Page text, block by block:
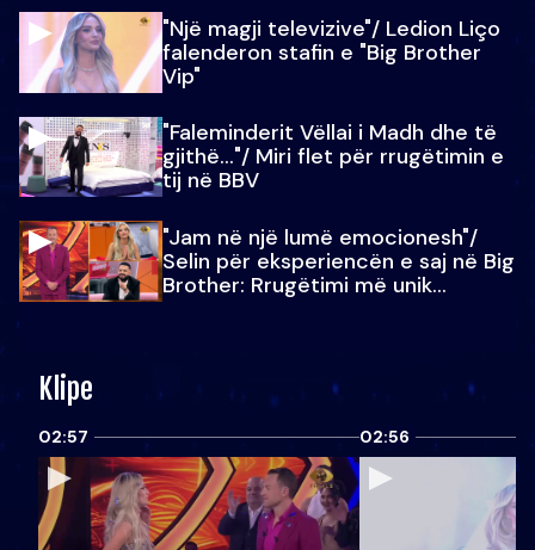
"Një magji televizive"/ Ledion Liço
falenderon stafin e "Big Brother
Vip"
"Faleminderit Vëllai i Madh dhe të
gjithë…"/ Miri flet për rrugëtimin e
tij në BBV
"Jam në një lumë emocionesh"/
Selin për eksperiencën e saj në Big
Brother: Rrugëtimi më unik…
Klipe
02:57 02:56